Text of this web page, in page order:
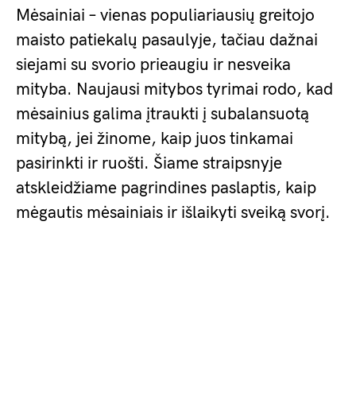
Mėsainiai – vienas populiariausių greitojo
maisto patiekalų pasaulyje, tačiau dažnai
siejami su svorio prieaugiu ir nesveika
mityba. Naujausi mitybos tyrimai rodo, kad
mėsainius galima įtraukti į subalansuotą
mitybą, jei žinome, kaip juos tinkamai
pasirinkti ir ruošti. Šiame straipsnyje
atskleidžiame pagrindines paslaptis, kaip
mėgautis mėsainiais ir išlaikyti sveiką svorį.